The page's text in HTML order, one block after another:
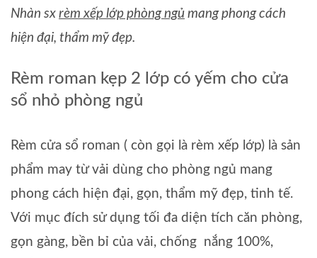
Nhàn sx rèm xếp lớp phòng ngủ mang phong cách
hiện đại, thẩm mỹ đẹp.
Rèm roman kẹp 2 lớp có yếm cho cửa
sổ nhỏ phòng ngủ
Rèm cửa sổ roman ( còn gọi là rèm xếp lớp) là sản
phẩm may từ vải dùng cho phòng ngủ mang
phong cách hiện đại, gọn, thẩm mỹ đẹp, tinh tế.
Với mục đích sử dụng tối đa diện tích căn phòng,
gọn gàng, bền bỉ của vải, chống nắng 100%,